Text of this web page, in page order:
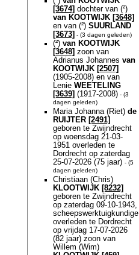
[3674] dochter van (²)
van KOOTWIJK [3648]
en van (²) SUURLAND
[3673] - (3 dagen geleden)
(²) van KOOTWIJK
[3648] zoon van
Adrianus Johannes van
KOOTWIJK [2507]
(1905-2008) en van
Lenie WEETELING
[3639] (1917-2008)- (3
dagen geleden)
Maria Johanna (Riet) de
RUIJTER [2491]
geboren te Zwijndrecht
op woensdag 21-03-
1951 overleden te
Dordrecht op zaterdag
25-07-2026 (75 jaar) - (5
dagen geleden)
Christiaan (Chris)
KLOOTWIJK [8232]
geboren te Zwijndrecht
op zaterdag 09-10-1943,
scheepswerktuigkundige
overleden te Dordrecht
op vrijdag 17-07-2026
(82 jaar) zoon van
Willem (Wim)